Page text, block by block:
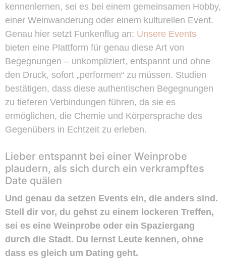
kennenlernen, sei es bei einem gemeinsamen Hobby,
einer Weinwanderung oder einem kulturellen Event.
Genau hier setzt Funkenflug an: Unsere Events
bieten eine Plattform für genau diese Art von
Begegnungen – unkompliziert, entspannt und ohne
den Druck, sofort „performen“ zu müssen. Studien
bestätigen, dass diese authentischen Begegnungen
zu tieferen Verbindungen führen, da sie es
ermöglichen, die Chemie und Körpersprache des
Gegenübers in Echtzeit zu erleben.
Lieber entspannt bei einer Weinprobe
plaudern, als sich durch ein verkrampftes
Date quälen
Und genau da setzen Events ein, die anders sind.
Stell dir vor, du gehst zu einem lockeren Treffen,
sei es eine Weinprobe oder ein Spaziergang
durch die Stadt. Du lernst Leute kennen, ohne
dass es gleich um Dating geht.